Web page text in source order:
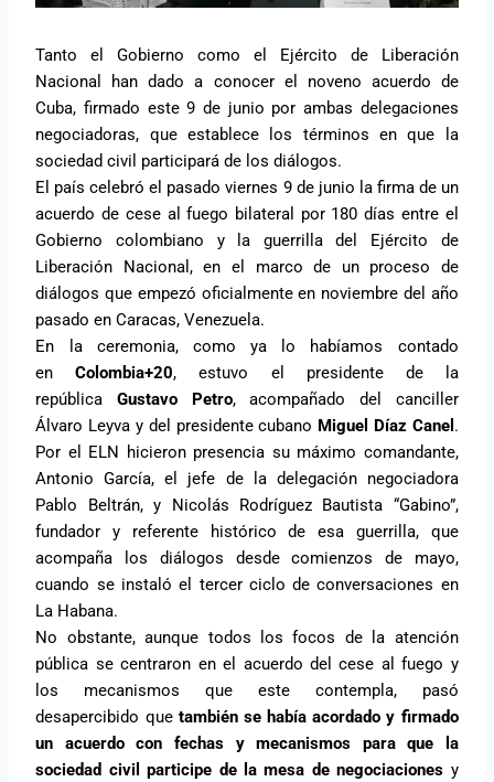
Tanto el Gobierno como el Ejército de Liberación
Nacional han dado a conocer el noveno acuerdo de
Cuba, firmado este 9 de junio por ambas delegaciones
negociadoras, que establece los términos en que la
sociedad civil participará de los diálogos.
El país celebró el pasado viernes 9 de junio la firma de un
acuerdo de cese al fuego bilateral por 180 días entre el
Gobierno colombiano y la guerrilla del Ejército de
Liberación Nacional, en el marco de un proceso de
diálogos que empezó oficialmente en noviembre del año
pasado en Caracas, Venezuela.
En la ceremonia, como ya lo habíamos contado
enColombia+20, estuvo el presidente de la
repúblicaGustavo Petro, acompañado del canciller
Álvaro Leyva y del presidente cubano Miguel Díaz Canel .
Por el ELN hicieron presencia su máximo comandante,
Antonio García, el jefe de la delegación negociadora
Pablo Beltrán, y Nicolás Rodríguez Bautista “Gabino”,
fundador y referente histórico de esa guerrilla, que
acompaña los diálogos desde comienzos de mayo,
cuando se instaló el tercer ciclo de conversaciones en
La Habana.
No obstante, aunque todos los focos de la atención
pública se centraron en el acuerdo del cese al fuego y
los mecanismos que este contempla, pasó
desapercibido que también se había acordado y firmado
un acuerdo con fechas y mecanismos para que la
sociedad civil participe de la mesa de negociaciones y